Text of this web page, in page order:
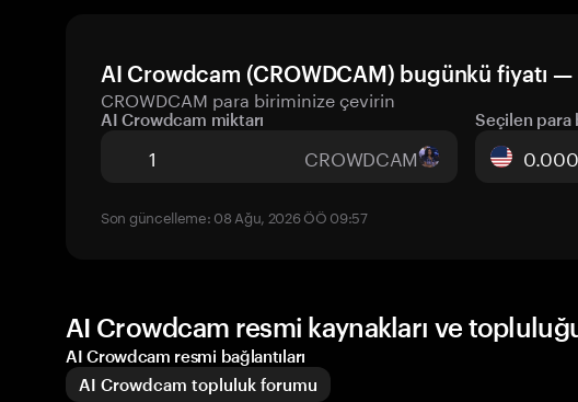
AI Crowdcam (CROWDCAM) bugünkü fiyatı
CROWDCAM para biriminize çevirin
AI Crowdcam miktarı
CROWDCAM
Seçilen
Son güncelleme: 08 Ağu, 2026 ÖÖ 09:57
AI Crowdcam resmi kaynakları ve
AI Crowdcam resmi bağlantıları
AI Crowdcam topluluk forumu